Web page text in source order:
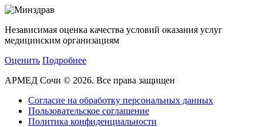
Независимая оценка качества условий оказания услуг
медицинским организациям
Оценить Подробнее
АРМЕД Сочи © 2026. Все права защищен
Согласие на обработку персональных данных
Пользовательское соглашение
Политика конфиденциальности